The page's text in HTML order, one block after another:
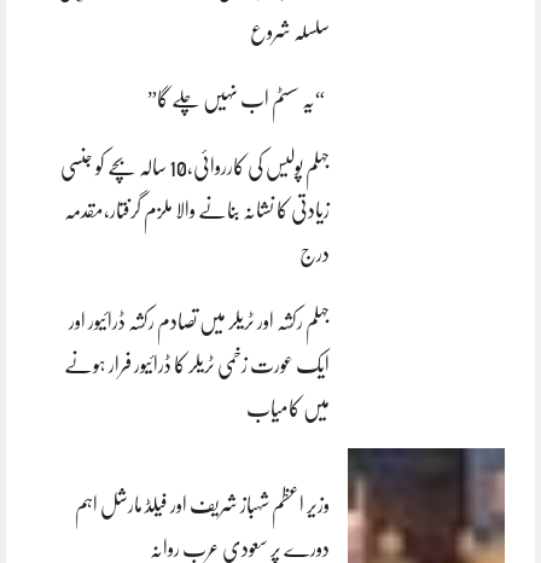
سلسلہ شروع
“یہ سسٹم اب نہیں چلے گا”
جہلم پولیس کی کارروائی،10 سالہ بچے کو جنسی
زیادتی کا نشانہ بنانے والا ملزم گرفتار،مقدمہ
درج
جہلم رکشہ اور ٹریلر میں تصادم رکشہ ڈرائیور اور
ایک عورت زخمی ٹریلر کا ڈرائیور فرار ہونے
میں کامیاب
وزیر اعظم شہباز شریف اور فیلڈ مارشل اہم
دورے پر سعودی عرب روانہ